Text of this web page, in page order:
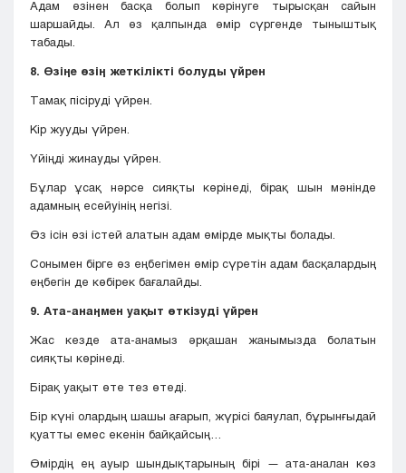
Адам өзінен басқа болып көрінуге тырысқан сайын
шаршайды. Ал өз қалпында өмір сүргенде тыныштық
табады.
8. Өзіңе өзің жеткілікті болуды үйрен
Тамақ пісіруді үйрен.
Кір жууды үйрен.
Үйіңді жинауды үйрен.
Бұлар ұсақ нәрсе сияқты көрінеді, бірақ шын мәнінде
адамның есейуінің негізі.
Өз ісін өзі істей алатын адам өмірде мықты болады.
Сонымен бірге өз еңбегімен өмір сүретін адам басқалардың
еңбегін де көбірек бағалайды.
9. Ата-анаңмен уақыт өткізуді үйрен
Жас кезде ата-анамыз әрқашан жанымызда болатын
сияқты көрінеді.
Бірақ уақыт өте тез өтеді.
Бір күні олардың шашы ағарып, жүрісі баяулап, бұрынғыдай
қуатты емес екенін байқайсың…
Өмірдің ең ауыр шындықтарының бірі — ата-аналан көз